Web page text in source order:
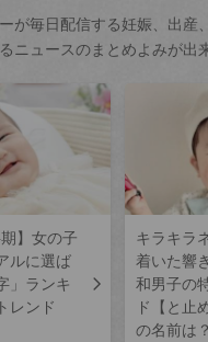
が毎日配信する妊娠、出
ニュースのまとめよみが出
】女の子
ルに選ば
」ランキ
レンド
キラキラ
着いた響
和男子の
ド【と止
の名前は？